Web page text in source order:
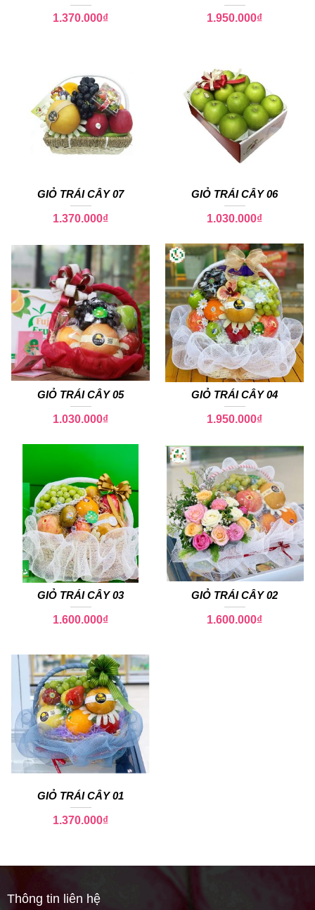
1.370.000₫ 1.950.000₫
GIỎ TRÁI CÂY 07
1.370.000₫
GIỎ TRÁI CÂY 06
1.030.000₫
GIỎ TRÁI CÂY 05
1.030.000₫
GIỎ TRÁI CÂY 04
1.950.000₫
GIỎ TRÁI CÂY 03
1.600.000₫
GIỎ TRÁI CÂY 02
1.600.000₫
GIỎ TRÁI CÂY 01
1.370.000₫
Thông tin liên hệ